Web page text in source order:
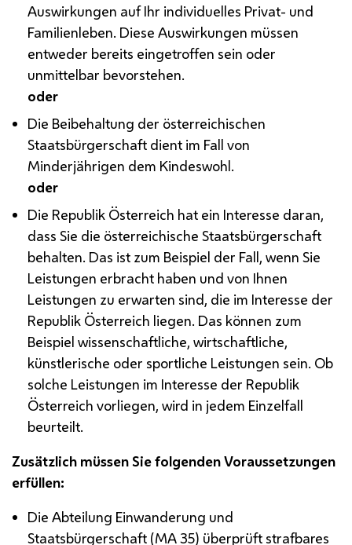
Auswirkungen auf Ihr individuelles Privat- und
Familienleben. Diese Auswirkungen müssen
entweder bereits eingetroffen sein oder
unmittelbar bevorstehen.
oder
Die Beibehaltung der österreichischen
Staatsbürgerschaft dient im Fall von
Minderjährigen dem Kindeswohl.
oder
Die Republik Österreich hat ein Interesse daran,
dass Sie die österreichische Staatsbürgerschaft
behalten. Das ist zum Beispiel der Fall, wenn Sie
Leistungen erbracht haben und von Ihnen
Leistungen zu erwarten sind, die im Interesse der
Republik Österreich liegen. Das können zum
Beispiel wissenschaftliche, wirtschaftliche,
künstlerische oder sportliche Leistungen sein. Ob
solche Leistungen im Interesse der Republik
Österreich vorliegen, wird in jedem Einzelfall
beurteilt.
Zusätzlich müssen Sie folgenden Voraussetzungen
erfüllen:
Die Abteilung Einwanderung und
Staatsbürgerschaft (MA35) überprüft strafbares